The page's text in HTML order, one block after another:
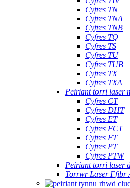
Cyfres TN
Cyfres TNA
Cyfres TNB
Cyfres TQ
Cyfres TS
Cyfres TU
Cyfres TUB
Cyfres TX
Cyfres TXA
Peiriant torri laser
Cyfres CT
Cyfres DHT
Cyfres ET
Cyfres FCT
Cyfres FT
Cyfres PT
Cyfres PTW
Peiriant torri laser
Torrwr Laser Ffibr